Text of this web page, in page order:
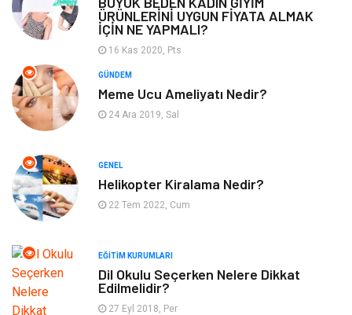
Eğitim Kurumları Yapı İnşaat
Güzellik Mobilya
Bahçe Ev Maden ve Metal
Finans & Ekonomi
Plastik
Tekstil
ÜRÜNLERİNİ UYGUN FİYATA ALMAK
İÇİN NE YAPMALI?
16 Kas 2020, Pts
GÜNDEM
Meme Ucu Ameliyatı Nedir?
24 Ara 2019, Sal
GENEL
Helikopter Kiralama Nedir?
22 Tem 2022, Cum
EĞITIM KURUMLARI
Dil Okulu Seçerken Nelere Dikkat
Edilmelidir?
27 Eyl 2018, Per